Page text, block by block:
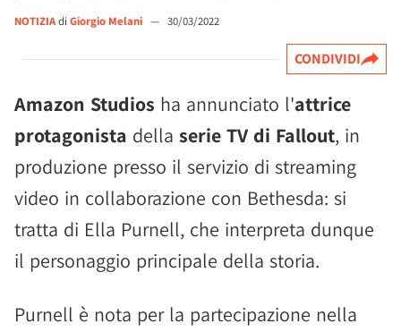
NOTIZIAdi Giorgio Melani — 30/03/2022
CONDIVIDI
Amazon Studios ha annunciato l'attrice
protagonista della serie TV di Fallout, in
produzione presso il servizio di streaming
video in collaborazione con Bethesda: si
tratta di Ella Purnell, che interpreta dunque
il personaggio principale della storia.
Purnell è nota per la partecipazione nella